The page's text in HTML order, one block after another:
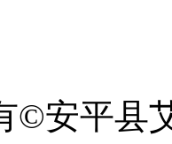
©安平